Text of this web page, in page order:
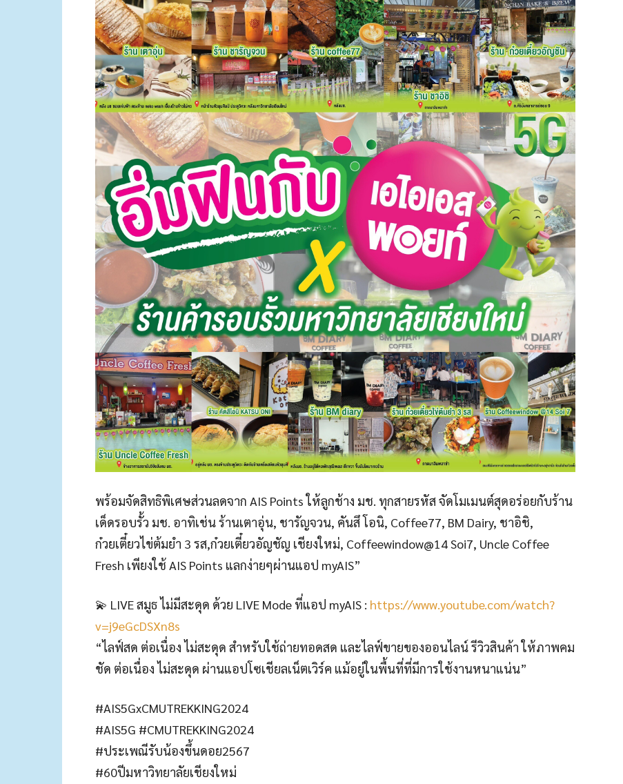
พร้อมจัดสิทธิพิเศษส่วนลดจาก AIS Points ให้ลูกช้าง มช. ทุกสายรหัส จัดโมเมนต์สุดอร่อยกับร้าน
เด็ดรอบรั้ว มช. อาทิเช่น ร้านเตาอุ่น, ชารัญจวน, คันสึ โอนิ, Coffee77, BM Dairy, ชาอิชิ,
ก๋วยเตี๋ยวไข่ต้มยำ 3 รส,ก๋วยเตี๋ยวอัญชัญ เชียงใหม่, Coffeewindow@14 Soi7, Uncle Coffee
Fresh เพียงใช้ AIS Points แลกง่ายๆผ่านแอป myAIS”
💫 LIVE สมูธ ไม่มีสะดุด ด้วย LIVE Mode ที่แอป myAIS : https://www.youtube.com/watch?
v=j9eGcDSXn8s
“ไลฟ์สด ต่อเนื่อง ไม่สะดุด สำหรับใช้ถ่ายทอดสด และไลฟ์ขายของออนไลน์ รีวิวสินค้า ให้ภาพคม
ชัด ต่อเนื่อง ไม่สะดุด ผ่านแอปโซเชียลเน็ตเวิร์ค แม้อยู่ในพื้นที่ที่มีการใช้งานหนาแน่น”
#AIS5GxCMUTREKKING2024
#AIS5G #CMUTREKKING2024
#ประเพณีรับน้องขึ้นดอย2567
#60ปีมหาวิทยาลัยเชียงใหม่